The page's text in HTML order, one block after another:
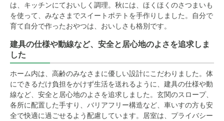
は、キッチンにておいしく調理。秋には、ほくほくのさつまいも
を使って、みなさまでスイートポテトを手作りしました。自分で
育て自分で作ったおやつは、おいしさも格別です。
建具の仕様や動線など、安全と居心地のよさを追求しま
した
ホーム内は、高齢のみなさまに優しい設計にこだわりました。体
にできるだけ負担をかけず生活を送れるように、建具の仕様や動
線など、安全と居心地のよさを追求しました。玄関のスロープ、
各所に配置した手すり、バリアフリー構造など、車いすの方も安
全で快適に過ごせるよう配慮しています。居室は、プライバシー